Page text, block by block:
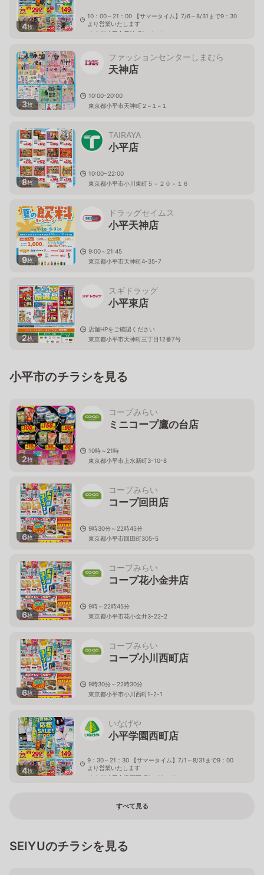
4枚
10：00～21：00 【サマータイム】7/6～8/31まで9：30
より営業いたします
東京都小平市天神町2－1－1
3枚
ファッションセンターしまむら
天神店
10:00-20:00
東京都小平市天神町２−１−１
8枚
TAIRAYA
小平店
10:00~22:00
東京都小平市小川東町５－２０－１６
9枚
ドラッグセイムス
小平天神店
9:00～21:45
東京都小平市天神町4-35-7
2枚
スギドラッグ
小平東店
店舗HPをご確認ください
東京都小平市天神町三丁目12番7号
小平市のチラシを見る
2枚
コープみらい
ミニコープ鷹の台店
10時～21時
東京都小平市上水新町3-10-8
6枚
コープみらい
コープ回田店
9時30分～22時45分
東京都小平市回田町305-5
6枚
コープみらい
コープ花小金井店
9時～22時45分
東京都小平市花小金井3-22-2
6枚
コープみらい
コープ小川西町店
9時30分～22時30分
東京都小平市小川西町1-2-1
4枚
いなげや
小平学園西町店
9：30～21：30 【サマータイム】7/1～8/31まで9：00
より営業いたします
東京都小平市学園西町3－30－18
すべて見る
SEIYUのチラシを見る